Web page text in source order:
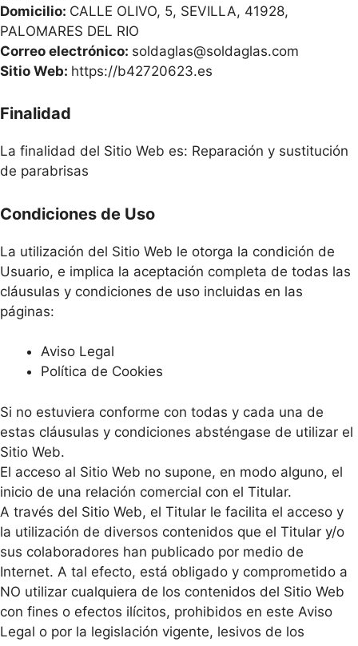
Domicilio: CALLE OLIVO, 5, SEVILLA, 41928,
PALOMARES DEL RIO
Correo electrónico: soldaglas@soldaglas.com
Sitio Web: https://b42720623.es
Finalidad
La finalidad del Sitio Web es: Reparación y sustitución
de parabrisas
Condiciones de Uso
La utilización del Sitio Web le otorga la condición de
Usuario, e implica la aceptación completa de todas las
cláusulas y condiciones de uso incluidas en las
páginas:
Aviso Legal
Política de Cookies
Si no estuviera conforme con todas y cada una de
estas cláusulas y condiciones absténgase de utilizar el
Sitio Web.
El acceso al Sitio Web no supone, en modo alguno, el
inicio de una relación comercial con el Titular.
A través del Sitio Web, el Titular le facilita el acceso y
la utilización de diversos contenidos que el Titular y/o
sus colaboradores han publicado por medio de
Internet. A tal efecto, está obligado y comprometido a
NO utilizar cualquiera de los contenidos del Sitio Web
con fines o efectos ilícitos, prohibidos en este Aviso
Legal o por la legislación vigente, lesivos de los